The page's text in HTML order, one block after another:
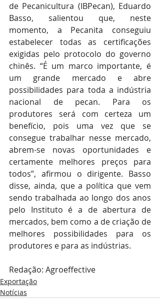
de Pecanicultura (IBPecan), Eduardo
Basso, salientou que, neste
momento, a Pecanita conseguiu
estabelecer todas as certificações
exigidas pelo protocolo do governo
chinês. “É um marco importante, é
um grande mercado e abre
possibilidades para toda a indústria
nacional de pecan. Para os
produtores será com certeza um
benefício, pois uma vez que se
consegue trabalhar nesse mercado,
abrem-se novas oportunidades e
certamente melhores preços para
todos”, afirmou o dirigente. Basso
disse, ainda, que a política que vem
sendo trabalhada ao longo dos anos
pelo Instituto é a de abertura de
mercados, bem como a de criação de
melhores possibilidades para os
produtores e para as indústrias.
Redação: Agroeffective
Exportação
Notícias